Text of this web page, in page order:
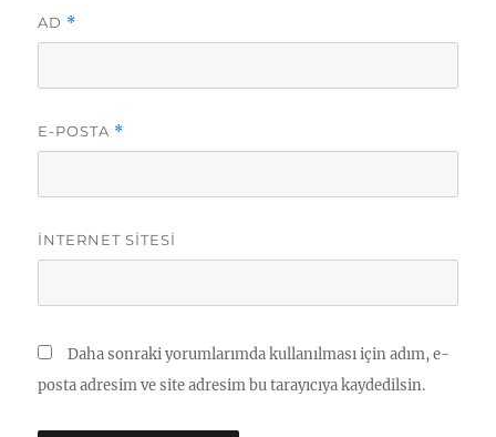
AD *
E-POSTA *
İNTERNET SITESI
Daha sonraki yorumlarımda kullanılması için adım, e-
posta adresim ve site adresim bu tarayıcıya kaydedilsin.